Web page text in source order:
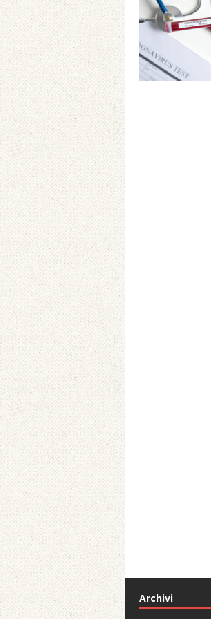
Archivi